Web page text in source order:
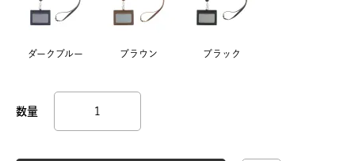
ダークブルー ブラウン ブラック